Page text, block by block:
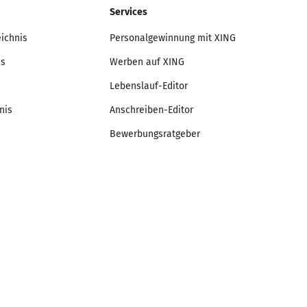
Services
Personalgewinnung mit XING
Werben auf XING
Lebenslauf-Editor
Anschreiben-Editor
Bewerbungsratgeber